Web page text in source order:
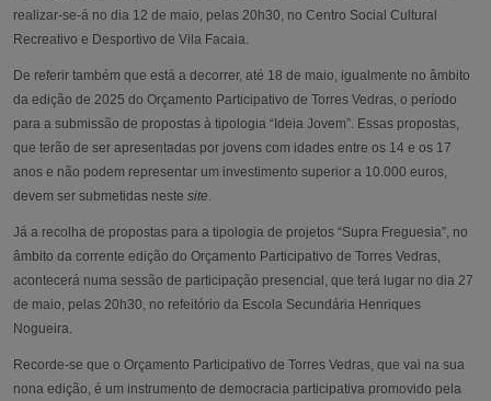
realizar-se-á no dia 12 de maio, pelas 20h30, no Centro Social Cultural
Recreativo e Desportivo de Vila Facaia.
De referir também que está a decorrer, até 18 de maio, igualmente no âmbito
da edição de 2025 do Orçamento Participativo de Torres Vedras, o período
para a submissão de propostas à tipologia “Ideia Jovem”. Essas propostas,
que terão de ser apresentadas por jovens com idades entre os 14 e os 17
anos e não podem representar um investimento superior a 10.000 euros,
devem ser submetidas neste site
Já a recolha de propostas para a tipologia de projetos “Supra Freguesia”, no
âmbito da corrente edição do Orçamento Participativo de Torres Vedras,
acontecerá numa sessão de participação presencial, que terá lugar no dia 27
de maio, pelas 20h30, no refeitório da Escola Secundária Henriques
Nogueira.
Recorde-se que o Orçamento Participativo de Torres Vedras, que vai na sua
nona edição, é um instrumento de democracia participativa promovido pela